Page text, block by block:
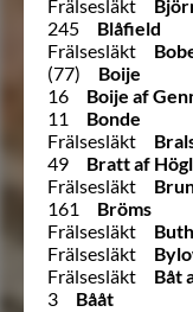
Frälsesläkt
245
Blåfield
Frälsesläkt
(77)
Boije
16
Boije af
11
Bonde
Frälsesläkt
49
Bratt af
Frälsesläkt
161
Bröms
Frälsesläkt
Buth
Frälsesläkt
Frälsesläkt
Båt
3
Bååt